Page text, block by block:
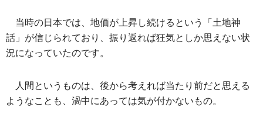
当時の日本では、地価が上昇し続けるという「土地神
話」が信じられており、振り返れば狂気としか思えない状
況になっていたのです。
人間というものは、後から考えれば当たり前だと思える
ようなことも、渦中にあっては気が付かないもの。